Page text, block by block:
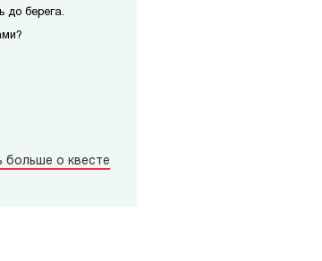
до берега.
больше о квесте